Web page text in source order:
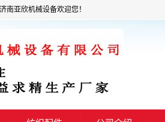
南亚欣机械设备欢迎您！